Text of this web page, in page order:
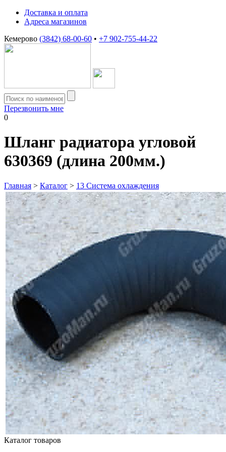
Доставка и оплата
Адреса магазинов
Кемерово (3842) 68-00-60 • +7 902-755-44-22
Перезвонить мне
0
Шланг радиатора угловой
630369 (длина 200мм.)
Главная > Каталог > 13 Система охлаждения
Каталог товаров